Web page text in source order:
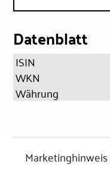
Datenblatt
ISIN
WKN
Währung
Marketinghinweis